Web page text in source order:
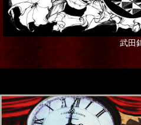
本・書籍
ステーショナリー
ギフト
グリーティングカード
武田